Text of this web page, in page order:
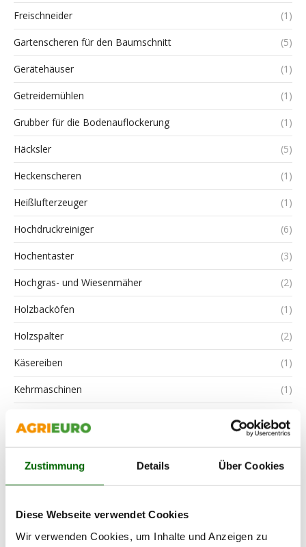
Zustimmung Details Über Cookies
Diese Webseite verwendet Cookies
Wir verwenden Cookies, um Inhalte und Anzeigen zu
Freischneider (1)
Gartenscheren für den Baumschnitt (5)
Gerätehäuser (1)
Getreidemühlen (1)
Grubber für die Bodenauflockerung (1)
Häcksler (5)
Heckenscheren (1)
Heißlufterzeuger (1)
Hochdruckreiniger (6)
Hochentaster (3)
Hochgras- und Wiesenmäher (2)
Holzbacköfen (1)
Holzspalter (2)
Käsereiben (1)
Kehrmaschinen (1)
Kompressoren (1)
Kreiseleggen